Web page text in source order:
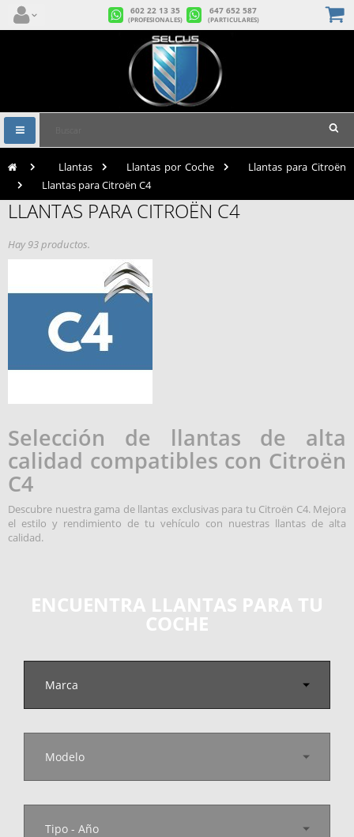
602 22 13 35
(PROFESIONALES)
647 652 587
(PARTICULARES)
Navegación
Toggle
Llantas Llantas por Coche
Llantas para Citroën
Llantas para Citroën C4
LLANTAS PARA CITROËN C4
Hay 93 productos.
Selección de llantas de alta
calidad compatibles con Citroën
C4
Descubre nuestra gama de llantas exclusivas para tu Citroën C4. Mejora
el estilo y rendimiento de tu vehículo con nuestras llantas de alta
calidad.
ENCUENTRA LLANTAS PARA TU
COCHE
Marca
Modelo
Tipo - Año